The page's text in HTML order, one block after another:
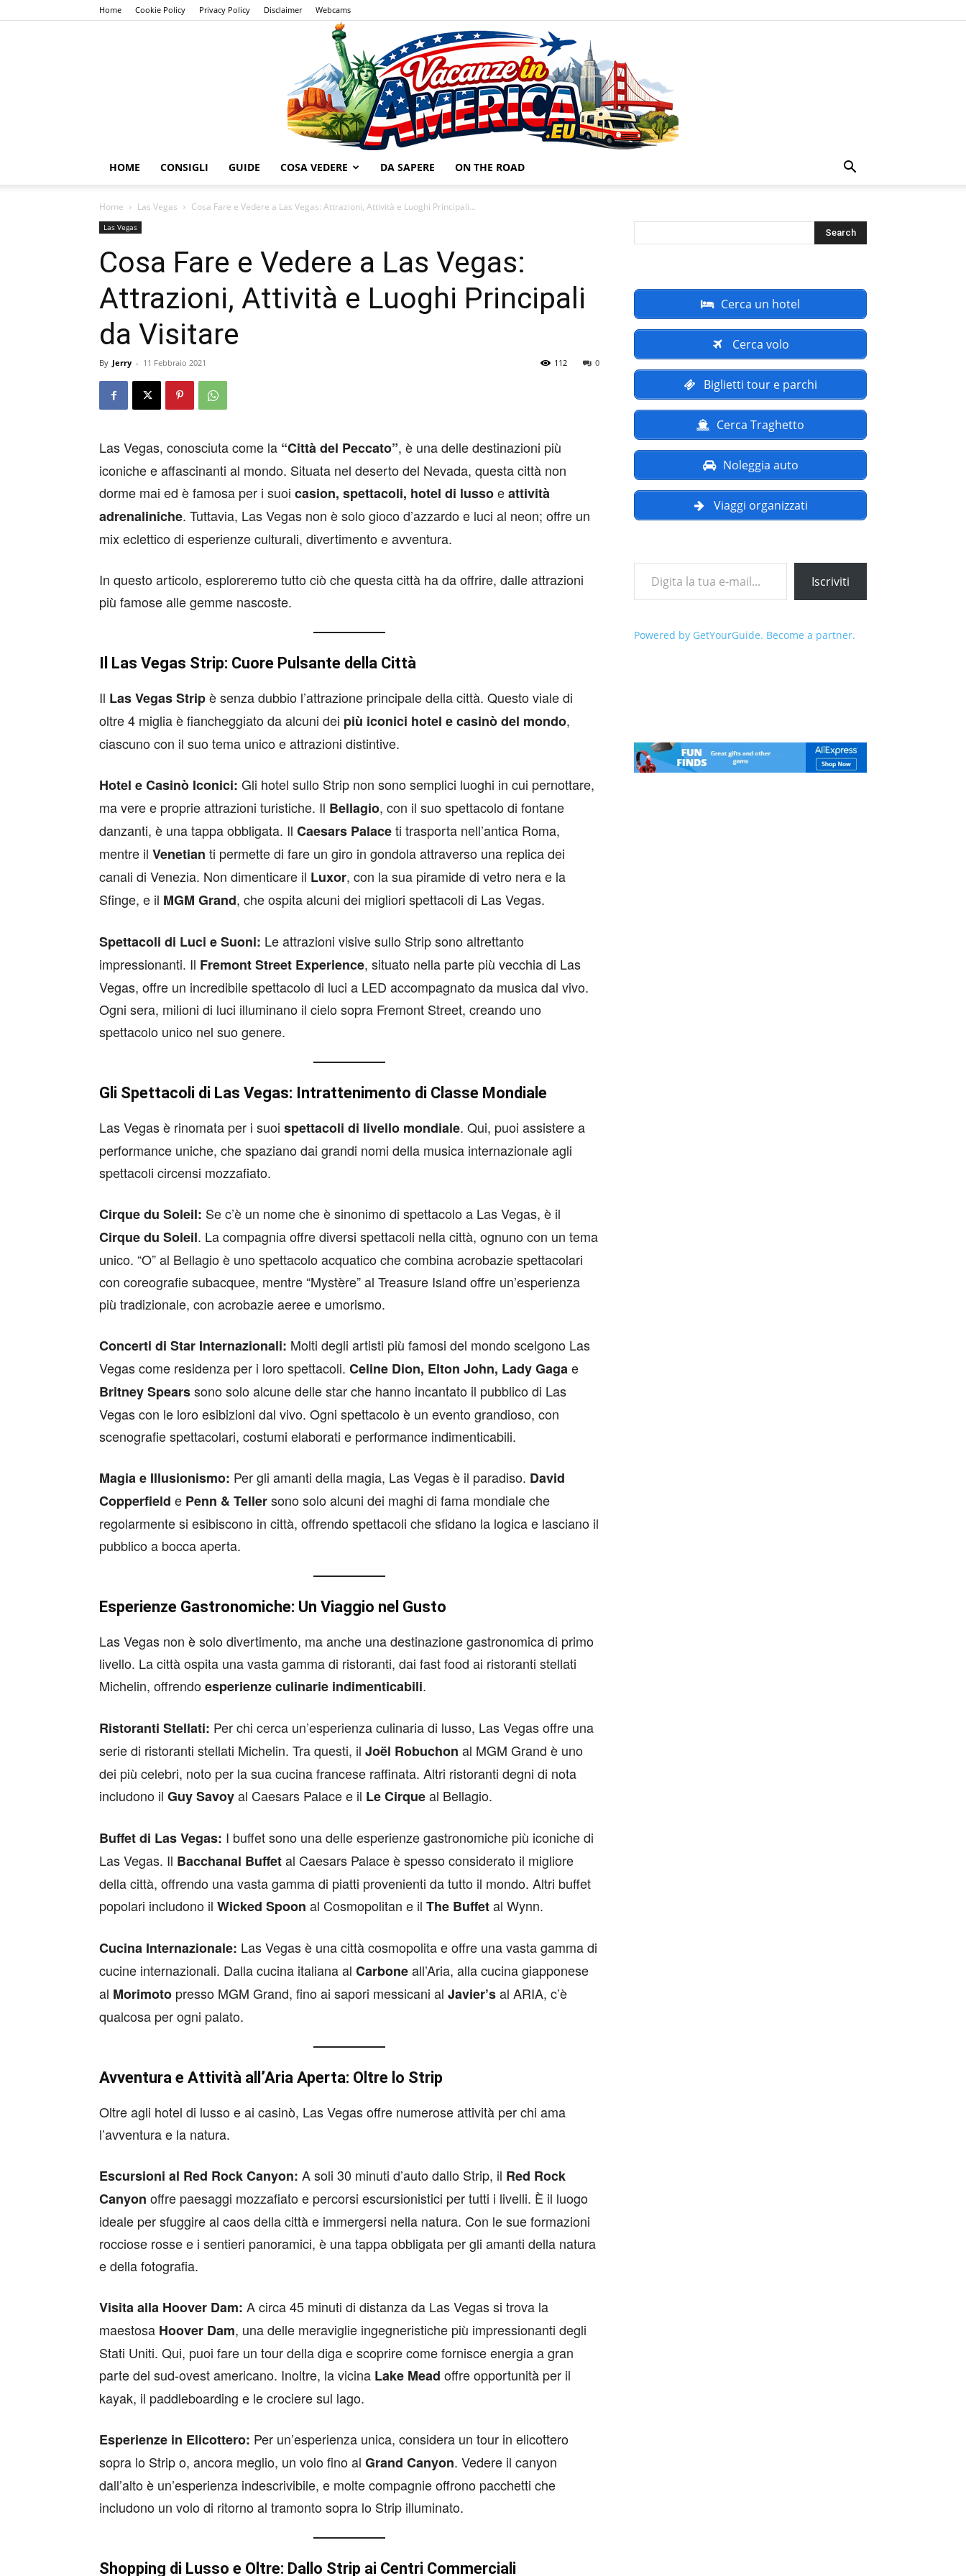
Home Cookie Policy Privacy Policy Disclaimer Webcams
.EU
HOME CONSIGLI GUIDE COSA VEDERE DA SAPERE ON THE ROAD
Home Las Vegas Cosa Fare e Vedere a Las Vegas: Attrazioni, Attività e Luoghi Principali...
Las Vegas
Cosa Fare e Vedere a Las Vegas:
Attrazioni, Attività e Luoghi Principali
da Visitare
By Jerry - 11 Febbraio 2021 0
112
Las Vegas, conosciuta come la “Città del Peccato”, è una delle destinazioni più
iconiche e affascinanti al mondo. Situata nel deserto del Nevada, questa città non
dorme mai ed è famosa per i suoi casion, spettacoli, hotel di lussoeattività
adrenaliniche. Tuttavia, Las Vegas non è solo gioco d’azzardo e luci al neon; offre un
mix eclettico di esperienze culturali, divertimento e avventura.
In questo articolo, esploreremo tutto ciò che questa città ha da offrire, dalle attrazioni
più famose alle gemme nascoste.
Il Las Vegas Strip: Cuore Pulsante della Città
Il Las Vegas Stripè senza dubbio l’attrazione principale della città. Questo viale di
oltre 4 miglia è fiancheggiato da alcuni dei più iconici hotel e casinò del mondo,
ciascuno con il suo tema unico e attrazioni distintive.
Hotel e Casinò Iconici: Gli hotel sullo Strip non sono semplici luoghi in cui pernottare,
ma vere e proprie attrazioni turistiche. Il Bellagio, con il suo spettacolo di fontane
danzanti, è una tappa obbligata. Il Caesars Palaceti trasporta nell’antica Roma,
mentre il Venetian ti permette di fare un giro in gondola attraverso una replica dei
canali di Venezia. Non dimenticare il Luxor, con la sua piramide di vetro nera e la
Sfinge, e il MGM Grand, che ospita alcuni dei migliori spettacoli di Las Vegas.
Spettacoli di Luci e Suoni: Le attrazioni visive sullo Strip sono altrettanto
impressionanti. Il Fremont Street Experience, situato nella parte più vecchia di Las
Vegas, offre un incredibile spettacolo di luci a LED accompagnato da musica dal vivo.
Ogni sera, milioni di luci illuminano il cielo sopra Fremont Street, creando uno
spettacolo unico nel suo genere.
Gli Spettacoli di Las Vegas: Intrattenimento di Classe Mondiale
Las Vegas è rinomata per i suoi spettacoli di livello mondiale. Qui, puoi assistere a
performance uniche, che spaziano dai grandi nomi della musica internazionale agli
spettacoli circensi mozzafiato.
Cirque du Soleil: Se c’è un nome che è sinonimo di spettacolo a Las Vegas, è il
Cirque du Soleil. La compagnia offre diversi spettacoli nella città, ognuno con un tema
unico. “O” al Bellagio è uno spettacolo acquatico che combina acrobazie spettacolari
con coreografie subacquee, mentre “Mystère” al Treasure Island offre un’esperienza
più tradizionale, con acrobazie aeree e umorismo.
Concerti di Star Internazionali: Molti degli artisti più famosi del mondo scelgono Las
Vegas come residenza per i loro spettacoli. Celine Dion, Elton John, Lady Gagae
Britney Spearssono solo alcune delle star che hanno incantato il pubblico di Las
Vegas con le loro esibizioni dal vivo. Ogni spettacolo è un evento grandioso, con
scenografie spettacolari, costumi elaborati e performance indimenticabili.
Magia e Illusionismo: Per gli amanti della magia, Las Vegas è il paradiso. David
Copperfield e Penn & Tellersono solo alcuni dei maghi di fama mondiale che
regolarmente si esibiscono in città, offrendo spettacoli che sfidano la logica e lasciano il
pubblico a bocca aperta.
Esperienze Gastronomiche: Un Viaggio nel Gusto
Las Vegas non è solo divertimento, ma anche una destinazione gastronomica di primo
livello. La città ospita una vasta gamma di ristoranti, dai fast food ai ristoranti stellati
Michelin, offrendoesperienze culinarie indimenticabili.
Ristoranti Stellati: Per chi cerca un’esperienza culinaria di lusso, Las Vegas offre una
serie di ristoranti stellati Michelin. Tra questi, il Joël Robuchon al MGM Grand è uno
dei più celebri, noto per la sua cucina francese raffinata. Altri ristoranti degni di nota
includono il Guy Savoyal Caesars Palace e il Le Cirqueal Bellagio.
Buffet di Las Vegas: I buffet sono una delle esperienze gastronomiche più iconiche di
Las Vegas. Il Bacchanal Buffetal Caesars Palace è spesso considerato il migliore
della città, offrendo una vasta gamma di piatti provenienti da tutto il mondo. Altri buffet
popolari includono il Wicked Spoon al Cosmopolitan e il The Buffetal Wynn.
Cucina Internazionale: Las Vegas è una città cosmopolita e offre una vasta gamma di
cucine internazionali. Dalla cucina italiana al Carboneall’Aria, alla cucina giapponese
al Morimoto presso MGM Grand, fino ai sapori messicani al Javier’sal ARIA, c’è
qualcosa per ogni palato.
Avventura e Attività all’Aria Aperta: Oltre lo Strip
Oltre agli hotel di lusso e ai casinò, Las Vegas offre numerose attività per chi ama
l’avventura e la natura.
Escursioni al Red Rock Canyon: A soli 30 minuti d’auto dallo Strip, il Red Rock
Canyon offre paesaggi mozzafiato e percorsi escursionistici per tutti i livelli. È il luogo
ideale per sfuggire al caos della città e immergersi nella natura. Con le sue formazioni
rocciose rosse e i sentieri panoramici, è una tappa obbligata per gli amanti della natura
e della fotografia.
Visita alla Hoover Dam: A circa 45 minuti di distanza da Las Vegas si trova la
maestosa Hoover Dam, una delle meraviglie ingegneristiche più impressionanti degli
Stati Uniti. Qui, puoi fare un tour della diga e scoprire come fornisce energia a gran
parte del sud-ovest americano. Inoltre, la vicina Lake Mead offre opportunità per il
kayak, il paddleboarding e le crociere sul lago.
Esperienze in Elicottero: Per un’esperienza unica, considera un tour in elicottero
sopra lo Strip o, ancora meglio, un volo fino al Grand Canyon. Vedere il canyon
dall’alto è un’esperienza indescrivibile, e molte compagnie offrono pacchetti che
includono un volo di ritorno al tramonto sopra lo Strip illuminato.
Shopping di Lusso e Oltre: Dallo Strip ai Centri Commerciali
Cerca un hotel
Cerca volo
Biglietti tour e parchi
Cerca Traghetto
Noleggia auto
Viaggi organizzati
Digita la tua e-mail...
Iscriviti
Powered by GetYourGuide. Become a partner.